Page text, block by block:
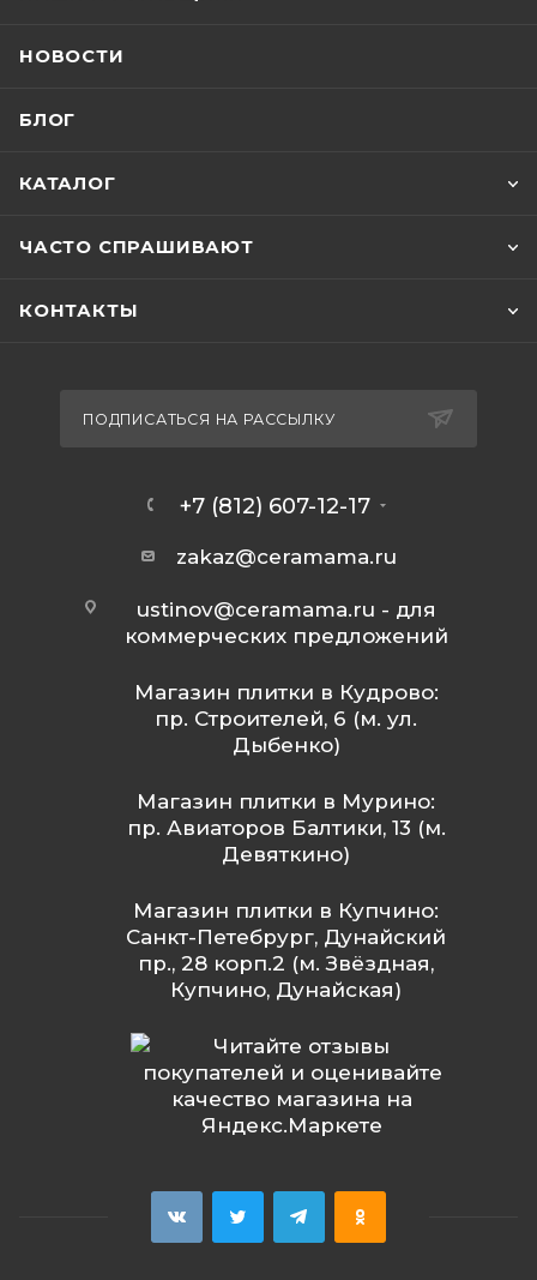
НОВОСТИ
БЛОГ
КАТАЛОГ
ЧАСТО СПРАШИВАЮТ
КОНТАКТЫ
ПОДПИСАТЬСЯ НА РАССЫЛКУ
+7 (812) 607-12-17
zakaz@ceramama.ru
ustinov@ceramama.ru - для
коммерческих предложений
Магазин плитки в Кудрово:
пр. Строителей, 6 (м. ул.
Дыбенко)
Магазин плитки в Мурино:
пр. Авиаторов Балтики, 13 (м.
Девяткино)
Магазин плитки в Купчино:
Санкт-Петебрург, Дунайский
пр., 28 корп.2 (м. Звёздная,
Купчино, Дунайская)